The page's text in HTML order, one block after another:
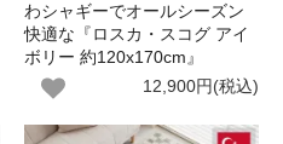
わシャギーでオールシーズン
快適な『ロスカ・スコグ アイ
ボリー 約120x170cm』
12,900円(税込)